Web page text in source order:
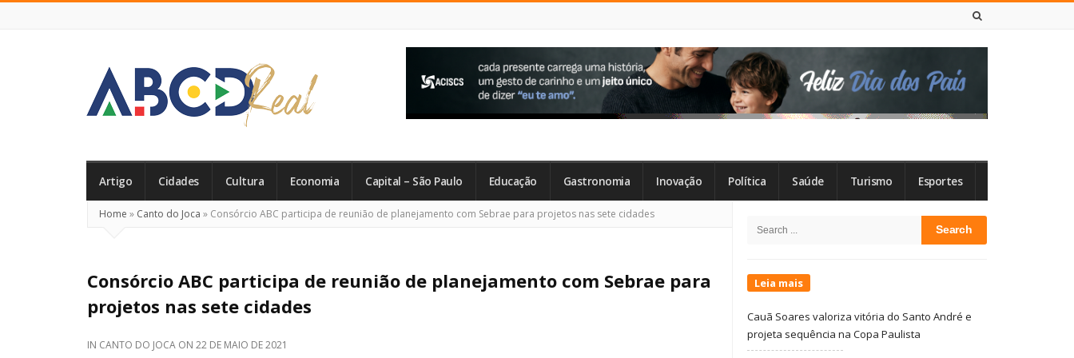
Real
Artigo Cidades Cultura Economia Capital – São Paulo Educação Gastronomia Inovação Política Saúde Turismo Esportes
Home » Canto do Joca » Consórcio ABC participa de reunião de planejamento com Sebrae para projetos nas sete cidades
Consórcio ABC participa de reunião de planejamento com Sebrae para
projetos nas sete cidades
IN CANTO DO JOCA ON 22 DE MAIO DE 2021
Sidebar
Search
Leia mais
Cauã Soares valoriza vitória do Santo André e
projeta sequência na Copa Paulista